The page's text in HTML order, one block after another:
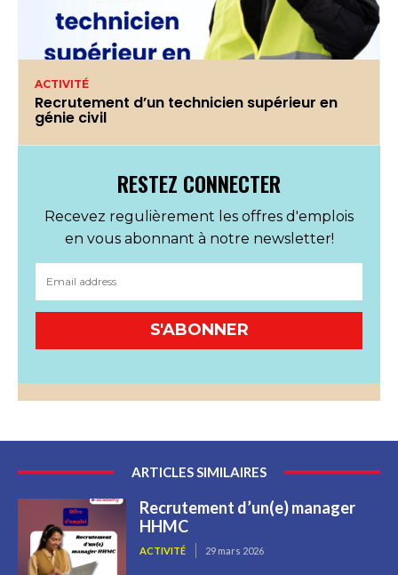
ACTIVITÉ
Recrutement d’un technicien supérieur en
génie civil
RESTEZ CONNECTER
Recevez regulièrement les offres d'emplois
en vous abonnant à notre newsletter!
S'ABONNER
ARTICLES SIMILAIRES
Recrutement d’un(e) manager
HHMC
ACTIVITÉ 29 mars 2026